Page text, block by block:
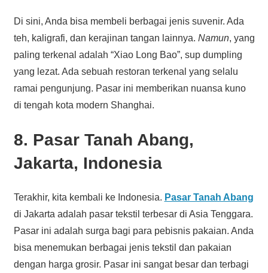
Di sini, Anda bisa membeli berbagai jenis suvenir. Ada
teh, kaligrafi, dan kerajinan tangan lainnya. Namun, yang
paling terkenal adalah “Xiao Long Bao”, sup dumpling
yang lezat. Ada sebuah restoran terkenal yang selalu
ramai pengunjung. Pasar ini memberikan nuansa kuno
di tengah kota modern Shanghai.
8. Pasar Tanah Abang,
Jakarta, Indonesia
Terakhir, kita kembali ke Indonesia. Pasar Tanah Abang
di Jakarta adalah pasar tekstil terbesar di Asia Tenggara.
Pasar ini adalah surga bagi para pebisnis pakaian. Anda
bisa menemukan berbagai jenis tekstil dan pakaian
dengan harga grosir. Pasar ini sangat besar dan terbagi